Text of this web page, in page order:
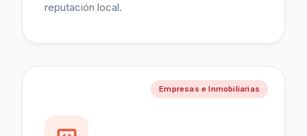
reputación local.
Empresas e Inmobiliarias